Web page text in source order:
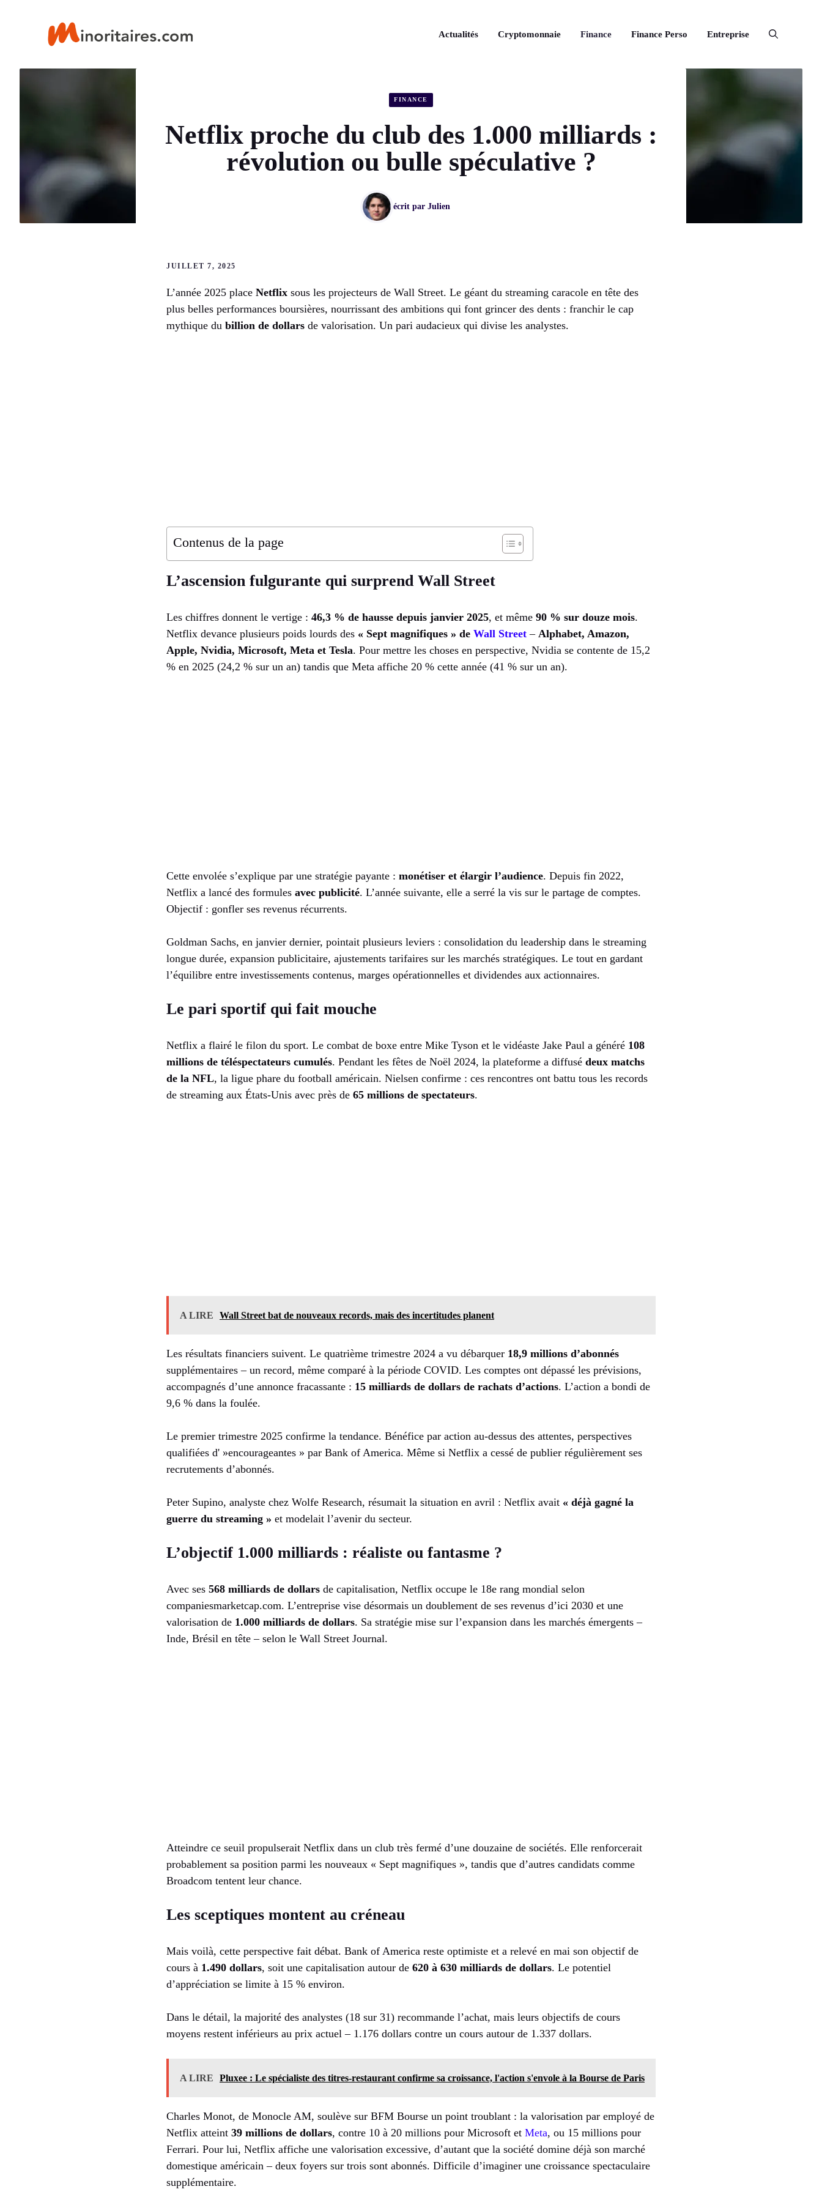
Actualités Cryptomonnaie Finance Finance Perso Entreprise
FINANCE
Netflix proche du club des 1.000 milliards :
révolution ou bulle spéculative ?
écrit par Julien
JUILLET 7, 2025
L’année 2025 place Netflix sous les projecteurs de Wall Street. Le géant du streaming caracole en tête des
plus belles performances boursières, nourrissant des ambitions qui font grincer des dents : franchir le cap
mythique du billion de dollars de valorisation. Un pari audacieux qui divise les analystes.
Contenus de la page
L’ascension fulgurante qui surprend Wall Street
Les chiffres donnent le vertige : 46,3 % de hausse depuis janvier 2025, et même 90 % sur douze mois.
Netflix devance plusieurs poids lourds des « Sept magnifiques » de Wall Street – Alphabet, Amazon,
Apple, Nvidia, Microsoft, Meta et Tesla. Pour mettre les choses en perspective, Nvidia se contente de 15,2
% en 2025 (24,2 % sur un an) tandis que Meta affiche 20 % cette année (41 % sur un an).
Cette envolée s’explique par une stratégie payante : monétiser et élargir l’audience. Depuis fin 2022,
Netflix a lancé des formules avec publicité. L’année suivante, elle a serré la vis sur le partage de comptes.
Objectif : gonfler ses revenus récurrents.
Goldman Sachs, en janvier dernier, pointait plusieurs leviers : consolidation du leadership dans le streaming
longue durée, expansion publicitaire, ajustements tarifaires sur les marchés stratégiques. Le tout en gardant
l’équilibre entre investissements contenus, marges opérationnelles et dividendes aux actionnaires.
Le pari sportif qui fait mouche
Netflix a flairé le filon du sport. Le combat de boxe entre Mike Tyson et le vidéaste Jake Paul a généré 108
millions de téléspectateurs cumulés. Pendant les fêtes de Noël 2024, la plateforme a diffusé deux matchs
de la NFL, la ligue phare du football américain. Nielsen confirme : ces rencontres ont battu tous les records
de streaming aux États-Unis avec près de 65 millions de spectateurs.
A LIRE Wall Street bat de nouveaux records, mais des incertitudes planent
Les résultats financiers suivent. Le quatrième trimestre 2024 a vu débarquer 18,9 millions d’abonnés
supplémentaires – un record, même comparé à la période COVID. Les comptes ont dépassé les prévisions,
accompagnés d’une annonce fracassante : 15 milliards de dollars de rachats d’actions. L’action a bondi de
9,6 % dans la foulée.
Le premier trimestre 2025 confirme la tendance. Bénéfice par action au-dessus des attentes, perspectives
qualifiées d' »encourageantes » par Bank of America. Même si Netflix a cessé de publier régulièrement ses
recrutements d’abonnés.
Peter Supino, analyste chez Wolfe Research, résumait la situation en avril : Netflix avait « déjà gagné la
guerre du streaming » et modelait l’avenir du secteur.
L’objectif 1.000 milliards : réaliste ou fantasme ?
Avec ses 568 milliards de dollars de capitalisation, Netflix occupe le 18e rang mondial selon
companiesmarketcap.com. L’entreprise vise désormais un doublement de ses revenus d’ici 2030 et une
valorisation de 1.000 milliards de dollars. Sa stratégie mise sur l’expansion dans les marchés émergents –
Inde, Brésil en tête – selon le Wall Street Journal.
Atteindre ce seuil propulserait Netflix dans un club très fermé d’une douzaine de sociétés. Elle renforcerait
probablement sa position parmi les nouveaux « Sept magnifiques », tandis que d’autres candidats comme
Broadcom tentent leur chance.
Les sceptiques montent au créneau
Mais voilà, cette perspective fait débat. Bank of America reste optimiste et a relevé en mai son objectif de
cours à 1.490 dollars, soit une capitalisation autour de 620 à 630 milliards de dollars. Le potentiel
d’appréciation se limite à 15 % environ.
Dans le détail, la majorité des analystes (18 sur 31) recommande l’achat, mais leurs objectifs de cours
moyens restent inférieurs au prix actuel – 1.176 dollars contre un cours autour de 1.337 dollars.
A LIRE Pluxee : Le spécialiste des titres-restaurant confirme sa croissance, l'action s'envole à la Bourse de Paris
Charles Monot, de Monocle AM, soulève sur BFM Bourse un point troublant : la valorisation par employé de
Netflix atteint 39 millions de dollars, contre 10 à 20 millions pour Microsoft et Meta, ou 15 millions pour
Ferrari. Pour lui, Netflix affiche une valorisation excessive, d’autant que la société domine déjà son marché
domestique américain – deux foyers sur trois sont abonnés. Difficile d’imaginer une croissance spectaculaire
supplémentaire.